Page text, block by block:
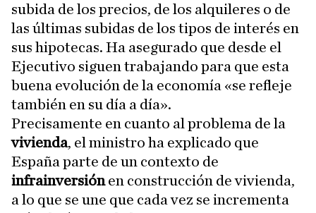
subida de los precios, de los alquileres o de
las últimas subidas de los tipos de interés en
sus hipotecas. Ha asegurado que desde el
Ejecutivo siguen trabajando para que esta
buena evolución de la economía «se refleje
también en su día a día».
Precisamente en cuanto al problema de la
vivienda, el ministro ha explicado que
España parte de un contexto de
infrainversiónen construcción de vivienda,
a lo que se une que cada vez se incrementa